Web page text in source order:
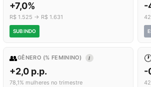
+7,0%
R$ 1.525 → R$ 1.631
SUBINDO
-
👥GÊNERO (% FEMININO) I
+2,0 p.p.
78,1% mulheres no trimestre
-